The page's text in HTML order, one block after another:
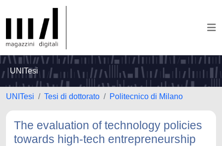
UNITesi
UNITesi Tesi di dottorato Politecnico di Milano
The evaluation of technology policies
towards high-tech entrepreneurship